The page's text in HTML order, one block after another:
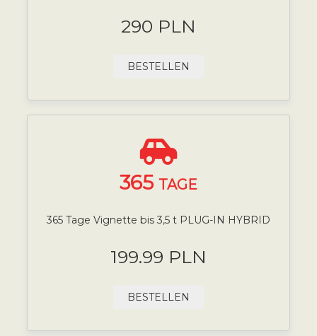
290 PLN
BESTELLEN
365 TAGE
365 Tage Vignette bis 3,5 t PLUG-IN HYBRID
199.99 PLN
BESTELLEN